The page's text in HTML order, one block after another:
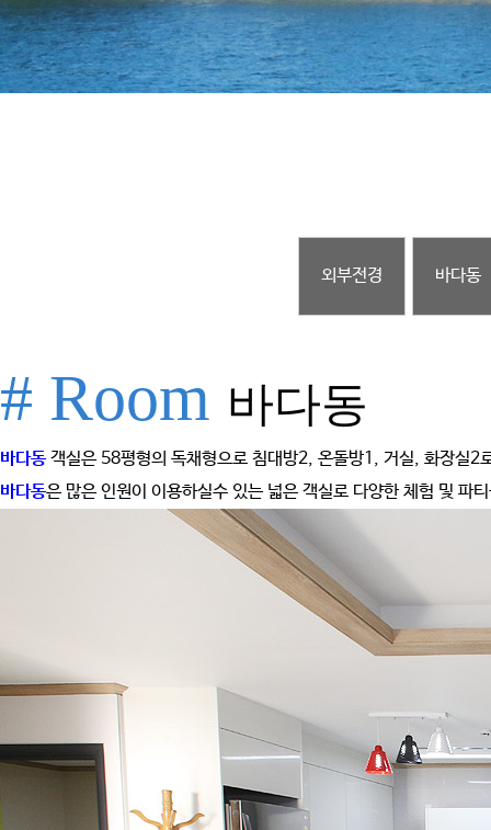
외부전경 바다동
# Room 바다동
바다동객실은 58평형의 독채형으로 침대방2, 온돌방1, 거실, 화장실2
바다동은 많은 인원이 이용하실수 있는 넓은 객실로 다양한 체험 및 파